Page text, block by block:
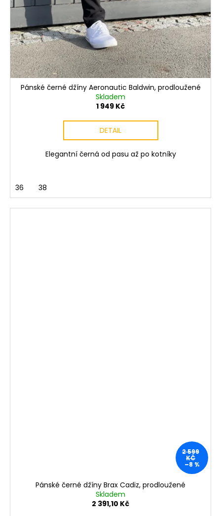
Pánské černé džíny Aeronautic Baldwin, prodloužené
Skladem
1 949 Kč
DETAIL
Elegantní černá od pasu až po kotníky
36 38
2 599
KČ
–8 %
Pánské černé džíny Brax Cadiz, prodloužené
Skladem
2 391,10 Kč